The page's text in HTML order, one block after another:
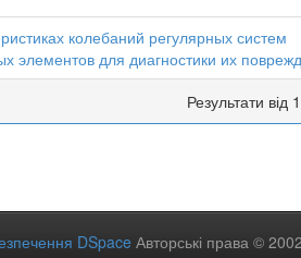
колебаний регулярных систем
элементов для диагностики их
Результати від
DSpace Авторські права ©